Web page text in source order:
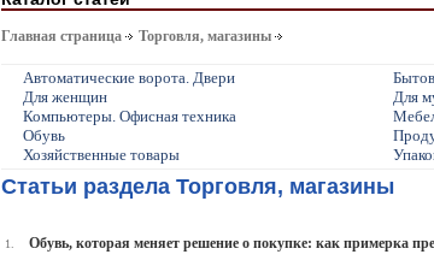
Главная страница Торговля, магазины
Автоматические ворота. Двери
Для женщин
Для
Компьютеры. Офисная техника
Обувь
Хозяйственные товары
Статьи раздела Торговля, магазины
1. Обувь, которая меняет решение о покупке: как примерка